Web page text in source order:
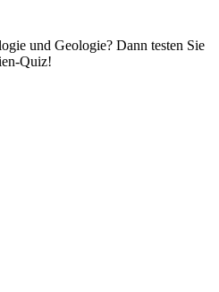
und Geologie? Dann testen Sie
Quiz!